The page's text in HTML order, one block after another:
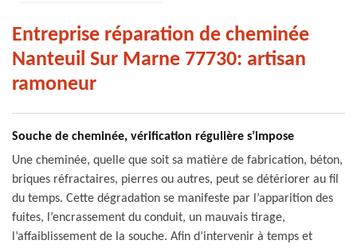
Entreprise réparation de cheminée
Nanteuil Sur Marne 77730: artisan
ramoneur
Souche de cheminée, vérification régulière s’impose
Une cheminée, quelle que soit sa matière de fabrication, béton,
briques réfractaires, pierres ou autres, peut se détériorer au fil
du temps. Cette dégradation se manifeste par l’apparition des
fuites, l’encrassement du conduit, un mauvais tirage,
l’affaiblissement de la souche. Afin d’intervenir à temps et